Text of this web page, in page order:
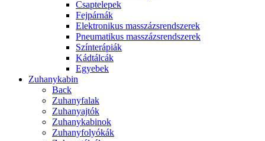
Csaptelepek
Fejpárnák
Elektronikus masszázsrendszerek
Pneumatikus masszázsrendszerek
Színterápiák
Kádtálcák
Egyebek
Zuhanykabin
Back
Zuhanyfalak
Zuhanyajtók
Zuhanykabinok
Zuhanyfolyókák